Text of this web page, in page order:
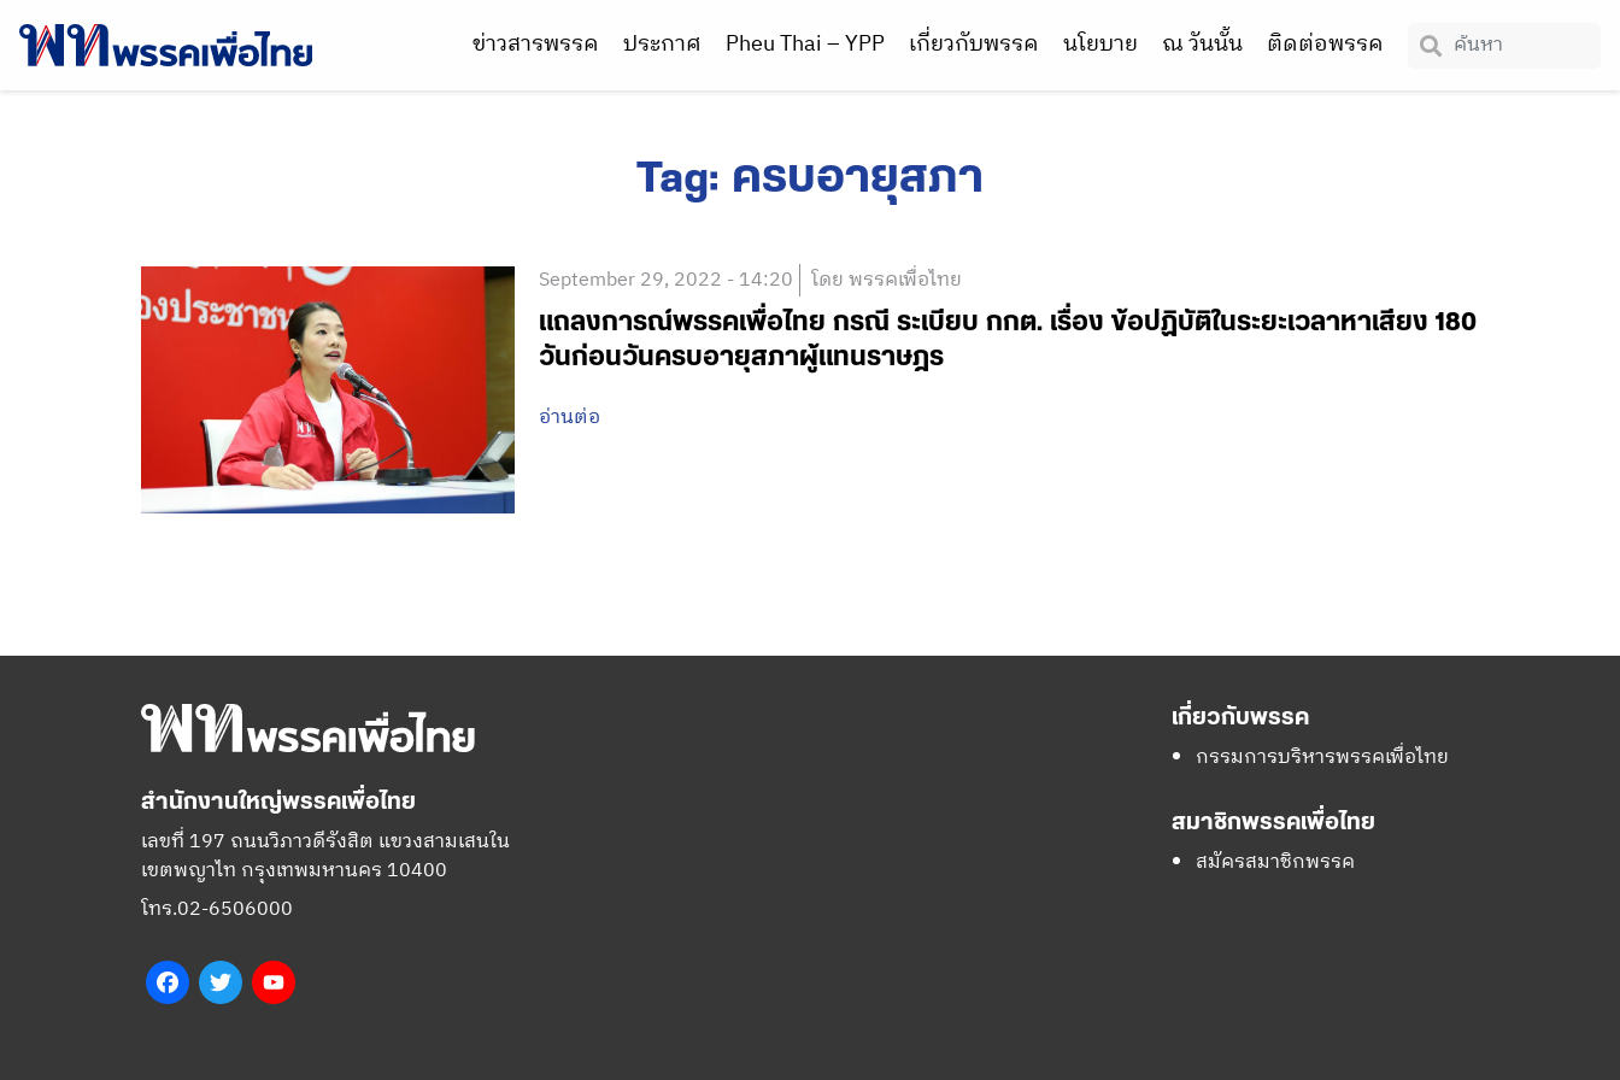
ข่าวสารพรรค ประกาศ Pheu Thai – YPP เกี่ยวกับพรรค นโยบาย ณ วันนั้น ติดต่อพรรค
Tag: ครบอายุสภา
September 29, 2022 - 14:20 โดย พรรคเพื่อไทย
แถลงการณ์พรรคเพื่อไทย กรณี ระเบียบ กกต. เรื่อง ข้อปฏิบัติในระยะเวลาหาเสียง 180
วันก่อนวันครบอายุสภาผู้แทนราษฎร
อ่านต่อ
สำนักงานใหญ่พรรคเพื่อไทย
เลขที่ 197 ถนนวิภาวดีรังสิต แขวงสามเสนใน
เขตพญาไท กรุงเทพมหานคร 10400
โทร.02-6506000
FacebookTwitter
เกี่ยวกับพรรค
กรรมการบริหารพรรคเพื่อไทย
สมาชิกพรรคเพื่อไทย
สมัครสมาชิกพรรค